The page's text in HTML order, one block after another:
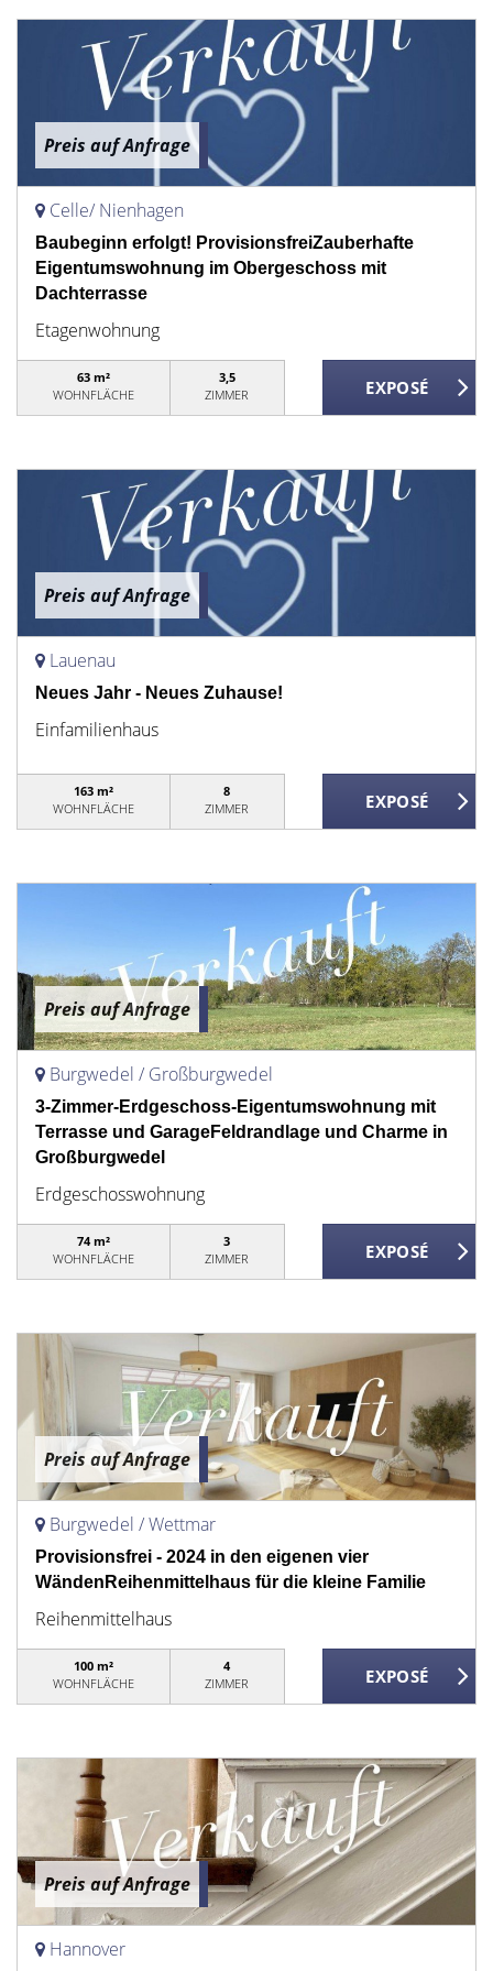
Preis auf Anfrage
Celle/ Nienhagen
Baubeginn erfolgt! ProvisionsfreiZauberhafte
Eigentumswohnung im Obergeschoss mit
Dachterrasse
Etagenwohnung
63 m²
WOHNFLÄCHE
3,5
ZIMMER
Preis auf Anfrage
Lauenau
Neues Jahr - Neues Zuhause!
Einfamilienhaus
163 m²
WOHNFLÄCHE
8
ZIMMER
Preis auf Anfrage
Burgwedel / Großburgwedel
3-Zimmer-Erdgeschoss-Eigentumswohnung mit
Terrasse und GarageFeldrandlage und Charme in
Großburgwedel
Erdgeschosswohnung
74 m²
WOHNFLÄCHE
3
ZIMMER
Preis auf Anfrage
Burgwedel / Wettmar
Provisionsfrei - 2024 in den eigenen vier
WändenReihenmittelhaus für die kleine Familie
Reihenmittelhaus
100 m²
WOHNFLÄCHE
4
ZIMMER
Preis auf Anfrage
Hannover